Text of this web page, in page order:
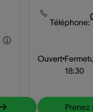
Téléphone:
Ouvert
18:30